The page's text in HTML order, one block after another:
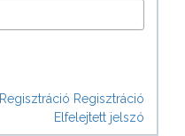
Regisztráció Regisztráció
Elfelejtett jelszó